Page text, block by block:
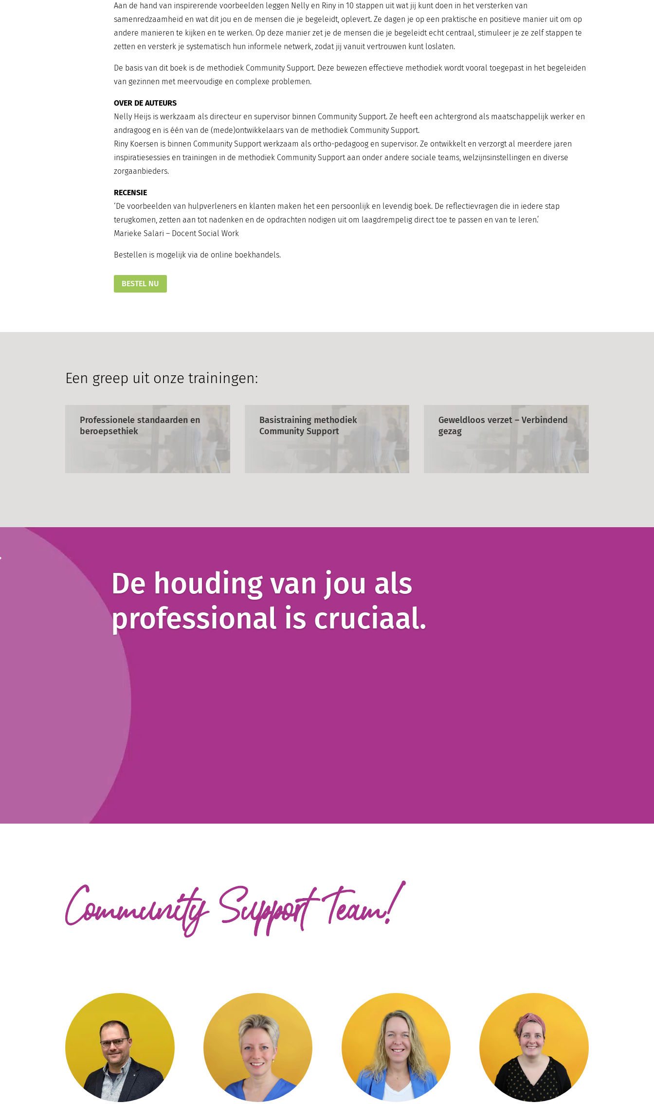
Aan de hand van inspirerende voorbeelden leggen Nelly en Riny in 10 stappen uit wat jij kunt doen in het versterken van
samenredzaamheid en wat dit jou en de mensen die je begeleidt, oplevert. Ze dagen je op een praktische en positieve manier uit om op
andere manieren te kijken en te werken. Op deze manier zet je de mensen die je begeleidt echt centraal, stimuleer je ze zelf stappen te
zetten en versterk je systematisch hun informele netwerk, zodat jij vanuit vertrouwen kunt loslaten.
De basis van dit boek is de methodiek Community Support. Deze bewezen effectieve methodiek wordt vooral toegepast in het begeleiden
van gezinnen met meervoudige en complexe problemen.
OVER DE AUTEURS
Nelly Heijs is werkzaam als directeur en supervisor binnen Community Support. Ze heeft een achtergrond als maatschappelijk werker en
andragoog en is één van de (mede)ontwikkelaars van de methodiek Community Support.
Riny Koersen is binnen Community Support werkzaam als ortho-pedagoog en supervisor. Ze ontwikkelt en verzorgt al meerdere jaren
inspiratiesessies en trainingen in de methodiek Community Support aan onder andere sociale teams, welzijnsinstellingen en diverse
zorgaanbieders.
RECENSIE
‘De voorbeelden van hulpverleners en klanten maken het een persoonlijk en levendig boek. De reflectievragen die in iedere stap
terugkomen, zetten aan tot nadenken en de opdrachten nodigen uit om laagdrempelig direct toe te passen en van te leren.’
Marieke Salari – Docent Social Work
Bestellen is mogelijk via de online boekhandels.
BESTEL NU
Een greep uit onze trainingen:
Professionele standaarden en
beroepsethiek
Basistraining methodiek
Community Support
Geweldloos verzet – Verbindend
gezag
De houding van jou als
professional is cruciaal.